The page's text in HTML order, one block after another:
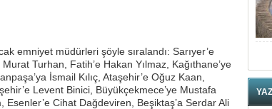
emniyet müdürleri şöyle sıralandı: Sarıyer’e
Turhan, Fatih’e Hakan Yılmaz, Kağıthane’ye
İsmail Kılıç, Ataşehir’e Oğuz Kaan,
Levent Binici, Büyükçekmece’ye Mustafa
Esenler’e Cihat Dağdeviren, Beşiktaş’a Serdar Ali